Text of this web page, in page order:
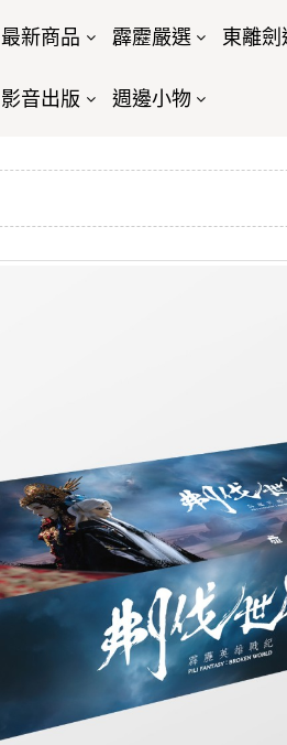
最新商品 霹靂嚴選 東離劍
影音出版 週邊小物